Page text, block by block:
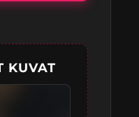
KUVAT